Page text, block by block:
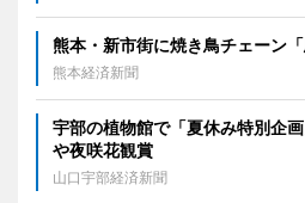
熊本・新市街に焼き鳥チェーン
熊本経済新聞
宇部の植物館で「夏休み特別企
や夜咲花観賞
山口宇部経済新聞